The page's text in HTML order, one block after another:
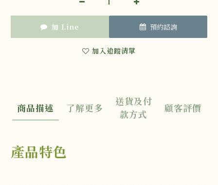
加 Line 預約諮詢
加入追蹤清單
商品描述 了解更多
送貨及付
款方式
顧客評價
產品特色